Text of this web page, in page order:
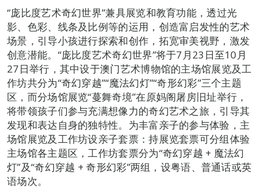
“庞比度艺术奇幻世界”兼具展览和教育功能，透过光
影、色彩、线条及比例等的运用，创造富启发性的艺术
场景，引导小孩进行探索和创作，拓宽审美视野，激发
创意潜能。“庞比度艺术奇幻世界”将于7月23日至10月
27日举行，其中设于澳门艺术博物馆的主场馆展览及工
作坊共分为“奇幻穿越”“魔法幻灯”“奇形幻彩”三个主题
区，而分场馆展览“蔓舞奇境”在原妈阁屠房旧址举行，
将带领孩子们参与充满想像力的奇幻艺术之旅，引导其
发现和表达自身的独特性。为丰富亲子的参与体验，主
场馆展览及工作坊设亲子套票：持展览套票可分组体验
主场馆各主题区，工作坊套票分为“奇幻穿越 + 魔法幻
灯”及“奇幻穿越 + 奇形幻彩”两组，设粤语、普通话或英
语场次。